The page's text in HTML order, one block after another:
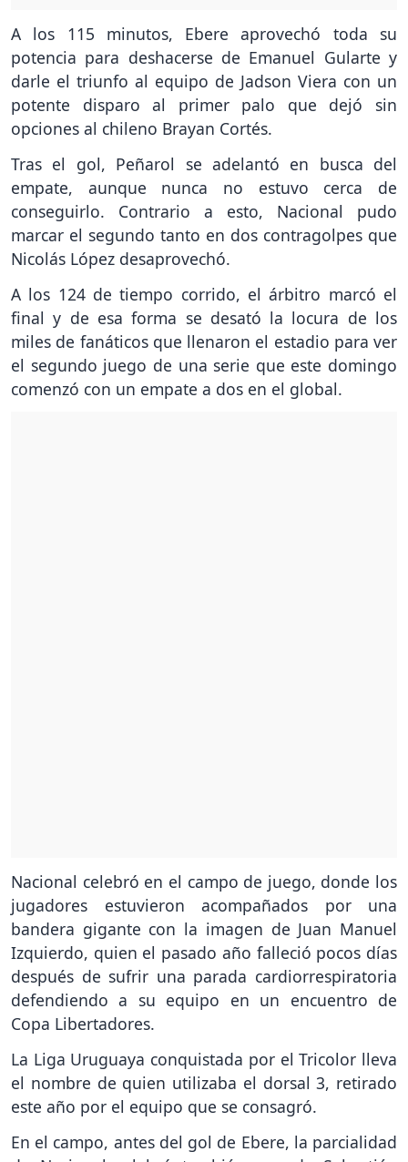
A los 115 minutos, Ebere aprovechó toda su
potencia para deshacerse de Emanuel Gularte y
darle el triunfo al equipo de Jadson Viera con un
potente disparo al primer palo que dejó sin
opciones al chileno Brayan Cortés.
Tras el gol, Peñarol se adelantó en busca del
empate, aunque nunca no estuvo cerca de
conseguirlo. Contrario a esto, Nacional pudo
marcar el segundo tanto en dos contragolpes que
Nicolás López desaprovechó.
A los 124 de tiempo corrido, el árbitro marcó el
final y de esa forma se desató la locura de los
miles de fanáticos que llenaron el estadio para ver
el segundo juego de una serie que este domingo
comenzó con un empate a dos en el global.
Nacional celebró en el campo de juego, donde los
jugadores estuvieron acompañados por una
bandera gigante con la imagen de Juan Manuel
Izquierdo, quien el pasado año falleció pocos días
después de sufrir una parada cardiorrespiratoria
defendiendo a su equipo en un encuentro de
Copa Libertadores.
La Liga Uruguaya conquistada por el Tricolor lleva
el nombre de quien utilizaba el dorsal 3, retirado
este año por el equipo que se consagró.
En el campo, antes del gol de Ebere, la parcialidad